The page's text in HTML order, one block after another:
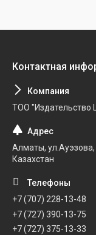
ТОО "Издательство
Алматы,
Казахстан
+7 (707) 228-13-48
+7 (727) 390-13-75
+7 (727) 375-13-33